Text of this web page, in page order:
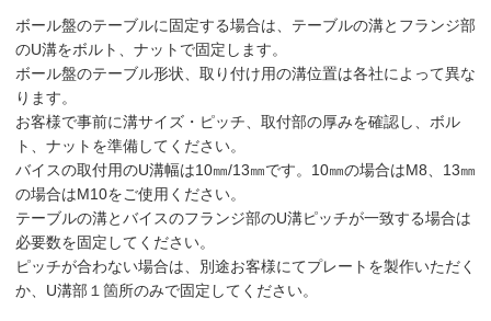
ボール盤のテーブルに固定する場合は、テーブルの溝とフランジ部
のU溝をボルト、ナットで固定します。
ボール盤のテーブル形状、取り付け用の溝位置は各社によって異な
ります。
お客様で事前に溝サイズ・ピッチ、取付部の厚みを確認し、ボル
ト、ナットを準備してください。
バイスの取付用のU溝幅は10㎜/13㎜です。10㎜の場合はM8、13㎜
の場合はM10をご使用ください。
テーブルの溝とバイスのフランジ部のU溝ピッチが一致する場合は
必要数を固定してください。
ピッチが合わない場合は、別途お客様にてプレートを製作いただく
か、U溝部１箇所のみで固定してください。